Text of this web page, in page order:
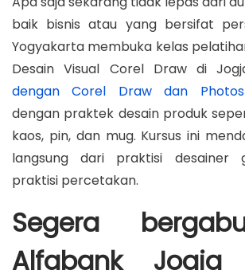
o
n
n
2
0
1
8
n
baik bisnis atau yang bersifat
Yogyakarta membuka kelas
Desain Visual Corel Draw di
dengan Corel Draw dan
dengan praktek desain produk
kaos, pin, dan mug. Kursus ini
langsung dari praktisi desainer
praktisi percetakan.
Segera
Alfabank Jogja